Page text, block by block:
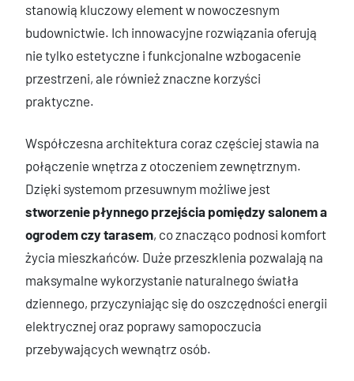
stanowią kluczowy element w nowoczesnym
budownictwie. Ich innowacyjne rozwiązania oferują
nie tylko estetyczne i funkcjonalne wzbogacenie
przestrzeni, ale również znaczne korzyści
praktyczne.
Współczesna architektura coraz częściej stawia na
połączenie wnętrza z otoczeniem zewnętrznym.
Dzięki systemom przesuwnym możliwe jest
stworzenie płynnego przejścia pomiędzy salonem a
ogrodem czy tarasem, co znacząco podnosi komfort
życia mieszkańców. Duże przeszklenia pozwalają na
maksymalne wykorzystanie naturalnego światła
dziennego, przyczyniając się do oszczędności energii
elektrycznej oraz poprawy samopoczucia
przebywających wewnątrz osób.